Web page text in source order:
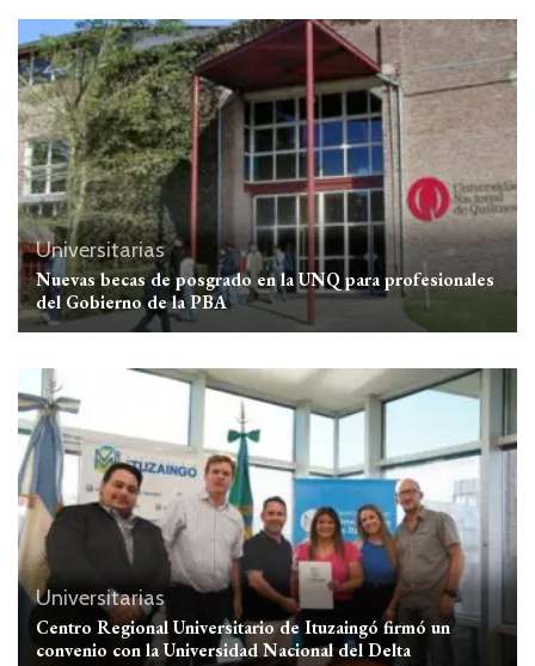
Universitarias
Nuevas becas de posgrado en la UNQ para profesionales
del Gobierno de la PBA
Universitarias
Centro Regional Universitario de Ituzaingó firmó un
convenio con la Universidad Nacional del Delta